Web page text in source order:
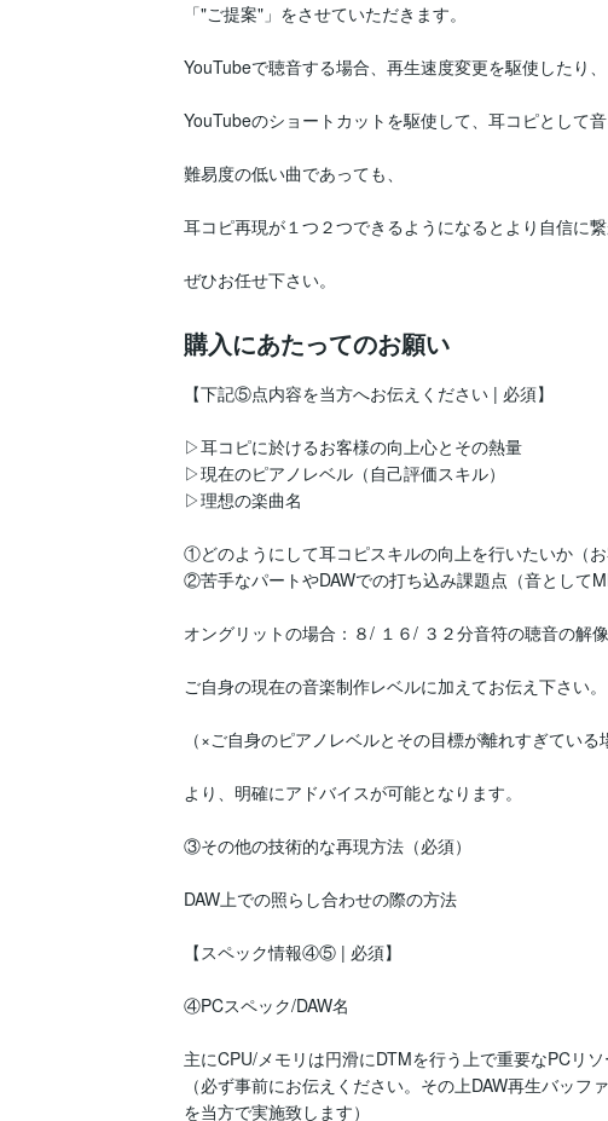
「"ご提案"」をさせていただきます。
YouTubeで聴音する場合、再生速度変更を駆使したり、
YouTubeのショートカットを駆使して、耳コピとして音
難易度の低い曲であっても、
耳コピ再現が１つ２つできるようになるとより自信に繋
ぜひお任せ下さい。
購入にあたってのお願い
【下記⑤点内容を当方へお伝えください | 必須】
▷耳コピに於けるお客様の向上心とその熱量
▷現在のピアノレベル（自己評価スキル）
▷理想の楽曲名
①どのようにして耳コピスキルの向上を行いたいか（お
②苦手なパートやDAWでの打ち込み課題点（音として
オングリットの場合：８/ １６/ ３２分音符の聴音の解像
ご自身の現在の音楽制作レベルに加えてお伝え下さい。
（×ご自身のピアノレベルとその目標が離れすぎてい
より、明確にアドバイスが可能となります。
③その他の技術的な再現方法（必須）
DAW上での照らし合わせの際の方法
【スペック情報④⑤ | 必須】
④PCスペック/DAW名
主にCPU/メモリは円滑にDTMを行う上で重要なPCリ
（必ず事前にお伝えください。その上DAW再生バッ
を当方で実施致します）